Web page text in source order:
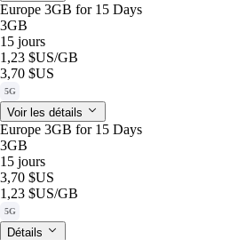
Europe 3GB for 15 Days
3GB
15 jours
1,23 $US/GB
3,70 $US
5G
Voir les détails
Europe 3GB for 15 Days
3GB
15 jours
3,70 $US
1,23 $US/GB
5G
Détails